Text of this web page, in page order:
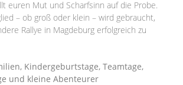
euren Mut und Scharfsinn auf die Probe.
– ob groß oder klein – wird gebraucht,
Rallye in Magdeburg erfolgreich zu
Kindergeburtstage, Teamtage,
und kleine Abenteurer